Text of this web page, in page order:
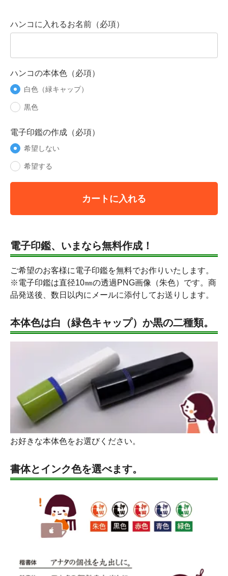
ハンコに入れるお名前（必項）
ハンコの本体色（必項）
白色（緑キャップ）
黒色
電子印鑑の作成（必項）
希望しない
希望する
カートに入れる
電子印鑑、いまなら無料作成！
ご希望のお客様に電子印鑑を無料でお作りいたします。
※電子印鑑は直径10㎜の透過PNG画像（朱色）です。商
品発送後、数日以内にメールに添付してお送りします。
本体色は白（緑色キャップ）か黒の二種類。
お好きな本体色をお選びください。
書体とインク色を選べます。